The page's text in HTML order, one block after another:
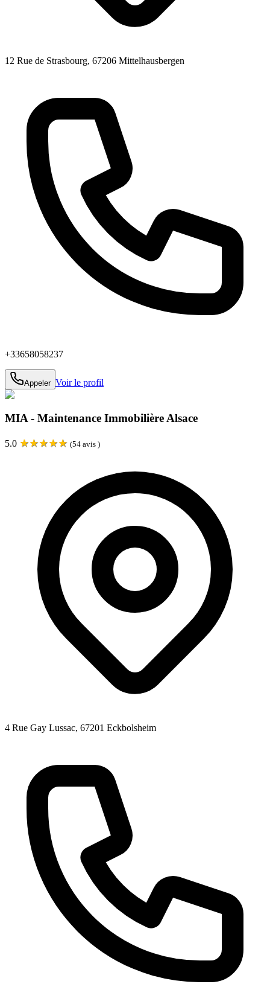
12 Rue de Strasbourg, 67206 Mittelhausbergen
+33658058237
Appeler Voir le profil
MIA - Maintenance Immobilière Alsace
5.0 ★★★★★ (54 avis )
4 Rue Gay Lussac, 67201 Eckbolsheim